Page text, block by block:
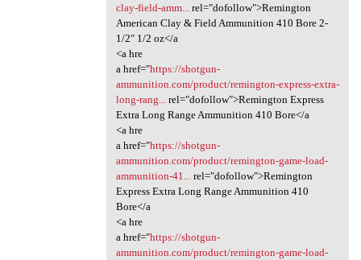
clay-field-amm...rel="dofollow">Remington
American Clay & Field Ammunition 410 Bore 2-
1/2″ 1/2 oz</a
<a hre
a href="https://shotgun-
ammunition.com/product/remington-express-extra-
long-rang...rel="dofollow">Remington Express
Extra Long Range Ammunition 410 Bore</a
<a hre
a href="https://shotgun-
ammunition.com/product/remington-game-load-
ammunition-41...rel="dofollow">Remington
Express Extra Long Range Ammunition 410
Bore</a
<a hre
a href="https://shotgun-
ammunition.com/product/remington-game-load-